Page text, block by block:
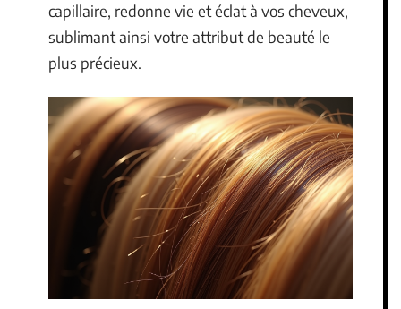
capillaire, redonne vie et éclat à vos cheveux,
sublimant ainsi votre attribut de beauté le
plus précieux.